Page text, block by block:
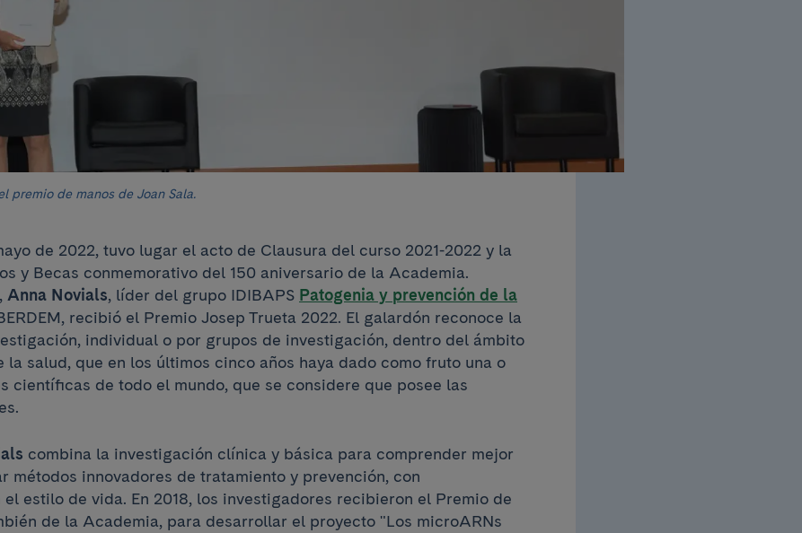
premio de manos de Joan Sala.
de 2022, tuvo lugar el acto de Clausura del curso 2021-2022 y la
y Becas conmemorativo del 150 aniversario de la Academia.
Anna Novials, líder del grupo IDIBAPS Patogenia y prevención de la
recibió el Premio Josep Trueta 2022. El galardón reconoce la
individual o por grupos de investigación, dentro del ámbito
la salud, que en los últimos cinco años haya dado como fruto una o
científicas de todo el mundo, que se considere que posee las
combina la investigación clínica y básica para comprender mejor
métodos innovadores de tratamiento y prevención, con
estilo de vida. En 2018, los investigadores recibieron el Premio de
de la Academia, para desarrollar el proyecto "Los microARNs